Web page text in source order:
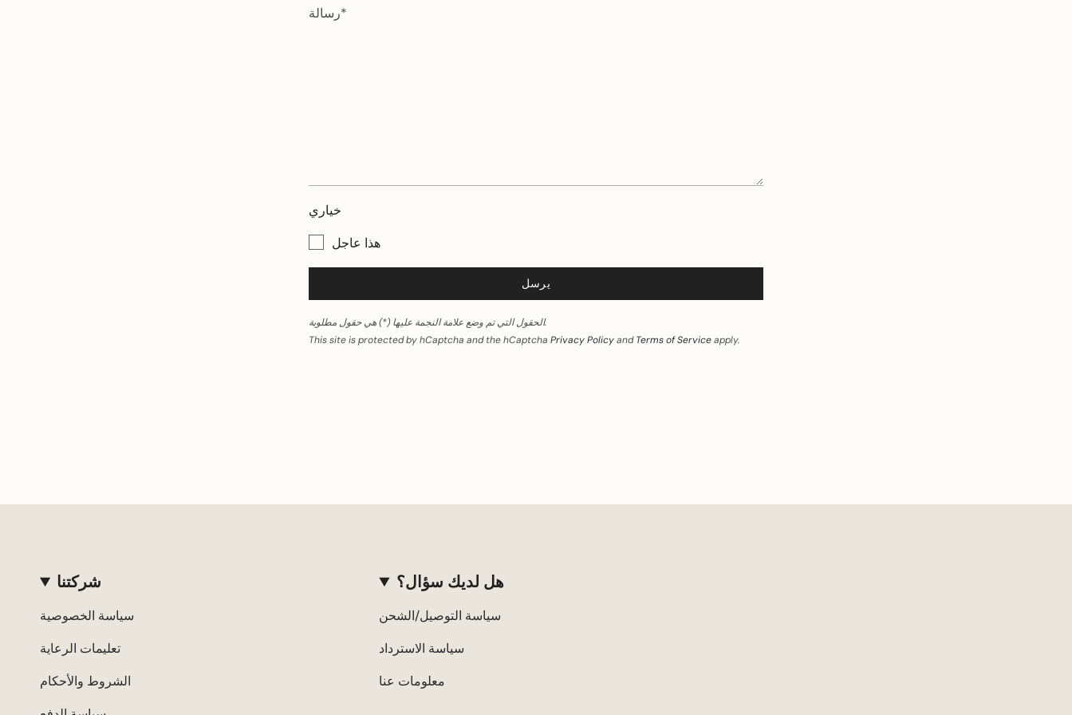
خياري
هذا عاجل
يرسل
الحقول التي تم وضع علامة النجمة عليها (*) هي حقول مطلوبة.
This site is protected by hCaptcha and the hCaptcha Privacy PolicyandTerms of Serviceapply.
شركتنا
سياسة الخصوصية
تعليمات الرعاية
الشروط والأحكام
هل لديك سؤال؟
سياسة التوصيل/الشحن
سياسة الاسترداد
معلومات عنا